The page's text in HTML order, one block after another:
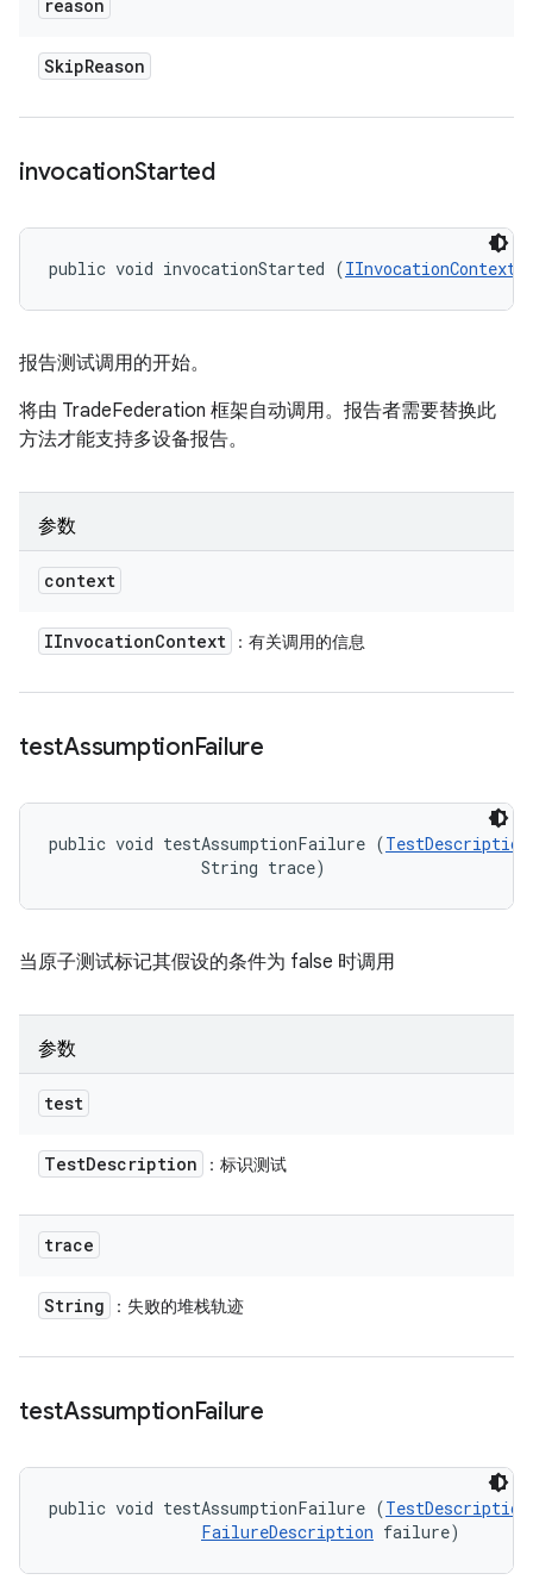
reason
SkipReason
invocationStarted
public void invocationStarted (IInvocationContext
报告测试调用的开始。
将由 TradeFederation 框架自动调用。报告者需要替换此
方法才能支持多设备报告。
参数
context
IInvocationContext ：有关调用的信息
testAssumptionFailure
public void testAssumptionFailure (TestDescription
                String trace)
当原子测试标记其假设的条件为 false 时调用
参数
test
TestDescription ：标识测试
trace
String ：失败的堆栈轨迹
testAssumptionFailure
public void testAssumptionFailure (TestDescription
FailureDescription failure)